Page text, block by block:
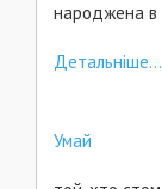
народжена в
Детальніше...
Умай